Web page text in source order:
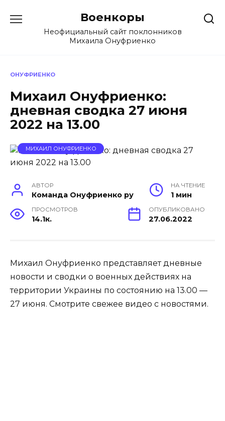
содержанию
Военкоры
Неофициальный сайт поклонников
Михаила Онуфриенко
ОНУФРИЕНКО
Михаил Онуфриенко:
дневная сводка 27 июня
2022 на 13.00
МИХАИЛ ОНУФРИЕНКО
АВТОР
Команда Онуфриенко ру
НА ЧТЕНИЕ
1 мин
ПРОСМОТРОВ
14.1к.
ОПУБЛИКОВАНО
27.06.2022
Михаил Онуфриенко представляет дневные
новости и сводки о военных действиях на
территории Украины по состоянию на 13.00 —
27 июня. Смотрите свежее видео с новостями.